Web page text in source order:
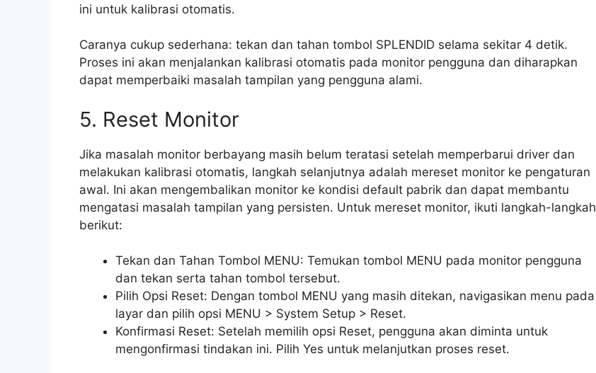
ini untuk kalibrasi otomatis.
Caranya cukup sederhana: tekan dan tahan tombol SPLENDID selama sekitar 4 detik.
Proses ini akan menjalankan kalibrasi otomatis pada monitor pengguna dan diharapkan
dapat memperbaiki masalah tampilan yang pengguna alami.
5. Reset Monitor
Jika masalah monitor berbayang masih belum teratasi setelah memperbarui driver dan
melakukan kalibrasi otomatis, langkah selanjutnya adalah mereset monitor ke pengaturan
awal. Ini akan mengembalikan monitor ke kondisi default pabrik dan dapat membantu
mengatasi masalah tampilan yang persisten. Untuk mereset monitor, ikuti langkah-langkah
berikut:
Tekan dan Tahan Tombol MENU: Temukan tombol MENU pada monitor pengguna
dan tekan serta tahan tombol tersebut.
Pilih Opsi Reset: Dengan tombol MENU yang masih ditekan, navigasikan menu pada
layar dan pilih opsi MENU > System Setup > Reset.
Konfirmasi Reset: Setelah memilih opsi Reset, pengguna akan diminta untuk
mengonfirmasi tindakan ini. Pilih Yes untuk melanjutkan proses reset.